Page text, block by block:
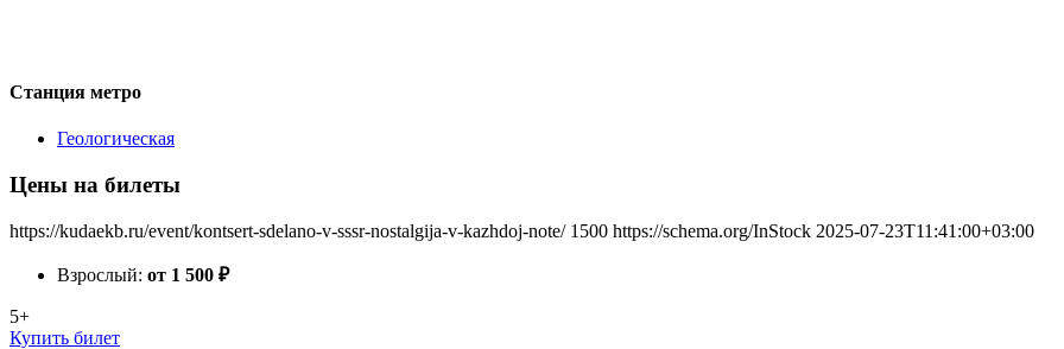
Станция метро
Геологическая
Цены на билеты
https://kudaekb.ru/event/kontsert-sdelano-v-sssr-nostalgija-v-kazhdoj-note/ 1500 https://schema.org/InStock 2025-07-23T11:41:00+03:00
Взрослый: от 1 500 ₽
5+
Купить билет